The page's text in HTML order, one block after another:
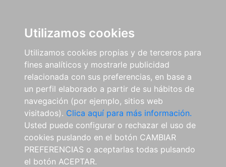
Utilizamos cookies
Utilizamos cookies propias y de terceros para
fines analíticos y mostrarle publicidad
relacionada con sus preferencias, en base a
un perfil elaborado a partir de su hábitos de
navegación (por ejemplo, sitios web
visitados). Clica aquí para más información.
Usted puede configurar o rechazar el uso de
cookies puslando en el botón CAMBIAR
PREFERENCIAS o aceptarlas todas pulsando
el botón ACEPTAR.